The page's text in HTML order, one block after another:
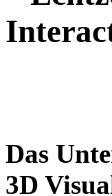
Das
3D